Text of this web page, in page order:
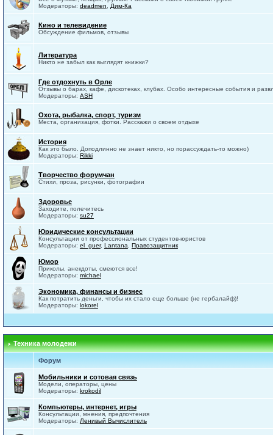
Модераторы: deadmen Дим-Ка
Кино и телевидение
Обсуждение фильмов, отзывы
Литература
Никто не забыл как выглядят книжки?
Где отдохнуть в Орле
Отзывы о барах, кафе, дискотеках, клубах. Особо интересные события и
Модераторы: ASH
Охота, рыбалка, спорт, туризм
Места, организация, фотки. Расскажи о своем отдыхе
История
Как это было. Доподлинно не знает никто, но порассуждать-то можно)
Модераторы: Rikki
Творчество форумчан
Стихи, проза, рисунки, фотографии
Здоровье
Заходите, полечитесь
Модераторы: su27
Юридические консультации
Консультации от профессиональных студентов-юристов
Модераторы: el_guer, Lantana Правозащитник
Юмор
Приколы, анекдоты, смеются все!
Модераторы: michael
Экономика, финансы и бизнес
Как потратить деньги, чтобы их стало еще больше (не гербалайф)!
Модераторы: lokorel
Техника молодежи
Форум
Мобильники и сотовая связь
Модели, операторы, цены
Модераторы: krokodil
Компьютеры, интернет, игры
Консультации, мнения, предпочтения
Модераторы: Ленивый Вычислитель